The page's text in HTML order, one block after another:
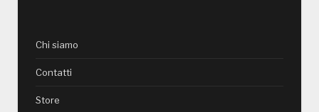
Chi siamo
Contatti
Store